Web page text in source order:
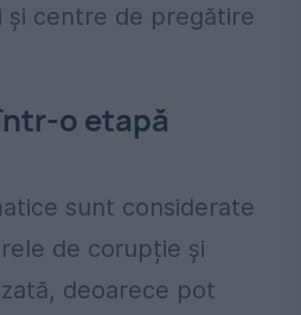
și centre de pregătire
o etapă
sunt considerate
de corupție și
deoarece pot